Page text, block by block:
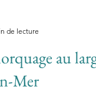
de lecture